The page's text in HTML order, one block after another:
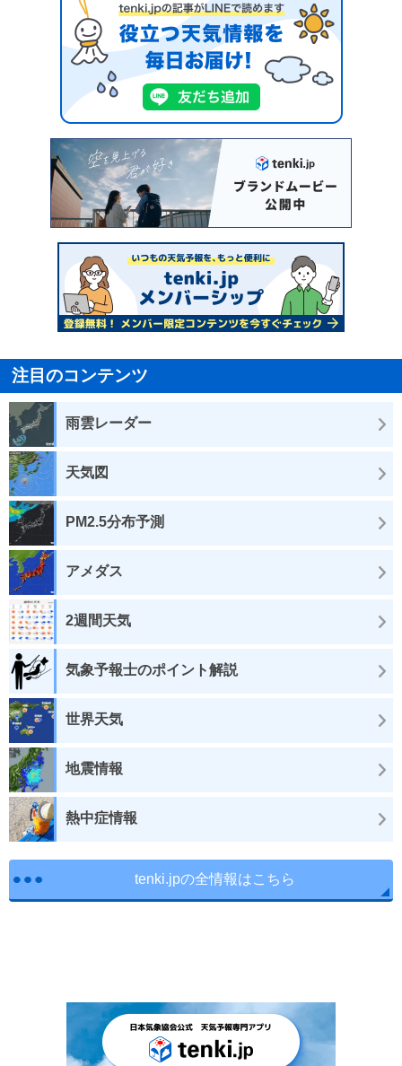
注目のコンテンツ
雨雲レーダー
天気図
PM2.5分布予測
アメダス
2週間天気
気象予報士のポイント解説
世界天気
地震情報
熱中症情報
tenki.jpの全情報はこちら